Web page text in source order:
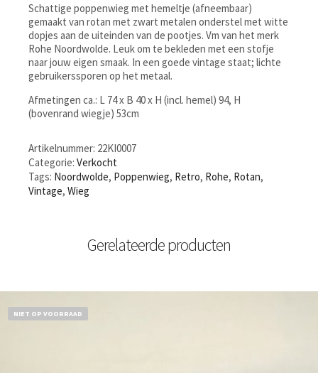
Schattige poppenwieg met hemeltje (afneembaar)
gemaakt van rotan met zwart metalen onderstel met witte
dopjes aan de uiteinden van de pootjes. Vm van het merk
Rohe Noordwolde. Leuk om te bekleden met een stofje
naar jouw eigen smaak. In een goede vintage staat; lichte
gebruikerssporen op het metaal.
Afmetingen ca.: L 74 x B 40 x H (incl. hemel) 94, H
(bovenrand wiegje) 53cm
Artikelnummer: 22KI0007
Categorie: Verkocht
Tags: Noordwolde, Poppenwieg, Retro, Rohe, Rotan,
Vintage, Wieg
Gerelateerde producten
NIET OP VOORRAAD